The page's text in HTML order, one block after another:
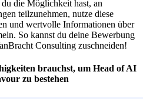
die Möglichkeit hast, an
teilzunehmen, nutze diese
und wertvolle Informationen über
So kannst du deine Bewerbung
Consulting zuschneiden!
brauchst, um Head of AI
zu bestehen